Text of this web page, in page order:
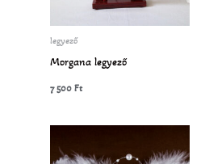
legyező
Morgana legyező
7 500Ft